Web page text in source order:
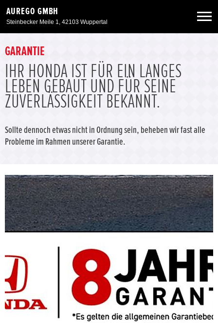
AUREGO GMBH
Steinbecker Meile 1, 42103 Wuppertal
Neuwagen
Gebrauchtwagen
Angebote
Service & Zubehör
GARANTIE
IHR HONDA IST FÜR EIN LANGES
LEBEN GEBAUT UND FÜR SEINE
ZUVERLÄSSIGKEIT BEKANNT.
Sollte dennoch etwas nicht in Ordnung sein, beheben wir fast alle
Probleme im Rahmen unserer Garantie.